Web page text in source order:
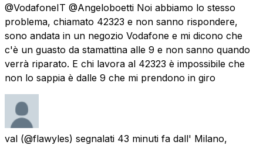
@VodafoneIT @Angeloboetti Noi abbiamo lo stesso
problema, chiamato 42323 e non sanno rispondere,
sono andata in un negozio Vodafone e mi dicono che
c'è un guasto da stamattina alle 9 e non sanno quando
verrà riparato. E chi lavora al 42323 è impossibile che
non lo sappia è dalle 9 che mi prendono in giro
val (@flawyles) segnalati 43 minuti fa dall' Milano,